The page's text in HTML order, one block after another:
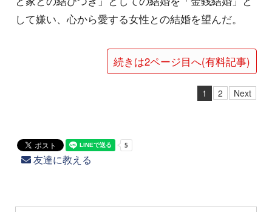
して嫌い、心から愛する女性との結婚を望んだ。
続きは2ページ目へ(有料記事)
1 2 Next
友達に教える